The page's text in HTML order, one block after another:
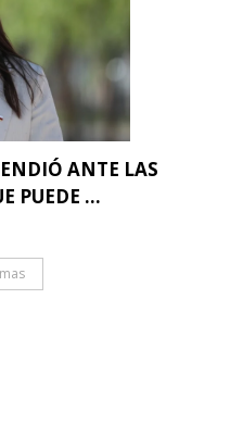
ANTE LAS
PUEDE ...